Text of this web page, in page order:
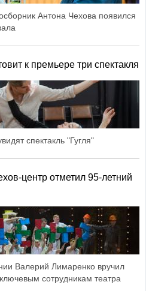
Антона Чехова появился
к премьере три спектакля
спектакль "Гугля"
центр отметил 95-летний
Валерий Лимаренко вручил
сотрудникам театра